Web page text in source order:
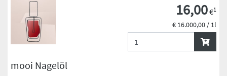
mooi Nagelöl
16,00€1
€ 16.000,00 / 1l